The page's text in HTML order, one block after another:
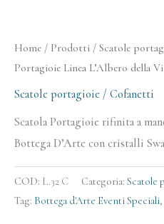
Home / Prodotti / Scatole
Portagioie Linea L’Albero della
Scatole portagioie / Cofanetti
Scatola Portagioie rifinita a
Bottega D’Arte con cristalli
COD: L.32 C Categoria: Scatole
Tag: Bottega d'Arte Eventi Speciali,